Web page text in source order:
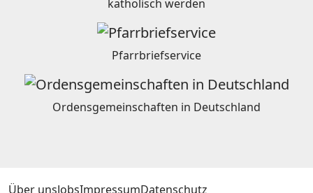
katholisch werden
Pfarrbriefservice
Ordensgemeinschaften in Deutschland
Über unsJobsImpressumDatenschutz